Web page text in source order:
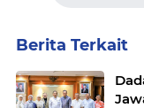
Berita Terkait